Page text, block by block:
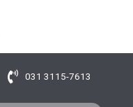
031 3115-7613